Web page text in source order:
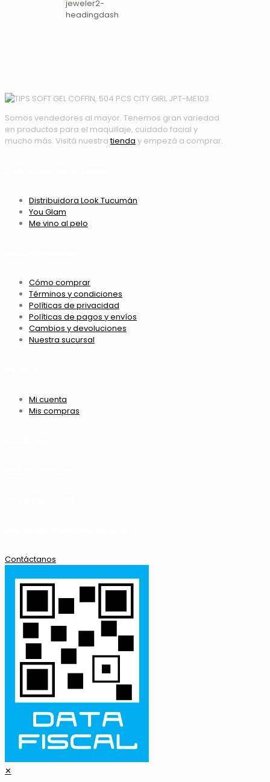
Somos vendedores al mayor. Tenemos gran variedad
en productos para el maquillaje, cuidado facial y
mucho más. Visitá nuestratienda y empezá a comprar.
Distribuidora Look Tucumán
You Glam
Me vino al pelo
Cómo comprar
Términos y condiciones
Políticas de privacidad
Políticas de pagos y envíos
Cambios y devoluciones
Nuestra sucursal
Mi cuenta
Mis compras
Contáctanos
✕